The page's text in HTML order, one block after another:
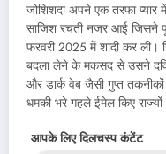
जोशिशदा अपने एक तरफा प्यार
साजिश रचती नजर आई जिसने
फरवरी 2025 में शादी कर
बदला लेने के मकसद से उसने
और डार्क वेब जैसी गुप्त
धमकी भरे गहले ईमेल किए